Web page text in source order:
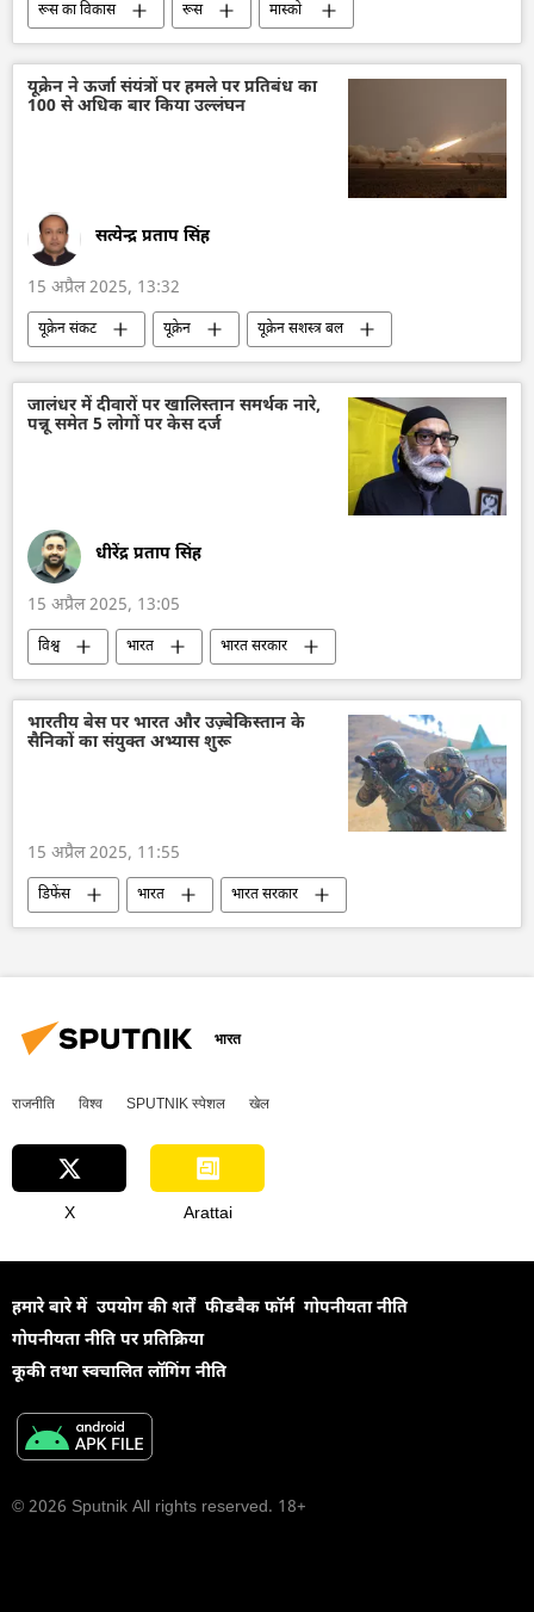
रूस का विकास रूस
मास्को
भारत-रूस संबंध
AK-47
AK-203
Make in India
आत्मनिर्भर भारत
भारत
रूसी सेना
यूक्रेन ने ऊर्जा संयंत्रों पर हमले पर प्रतिबंध का
100 से अधिक बार किया उल्लंघन
सत्येन्द्र प्रताप सिंह
15 अप्रैल 2025, 13:32
यूक्रेन संकट यूक्रेन
यूक्रेन सशस्त्र बल
यूक्रेन का जवाबी हमला
ऊर्जा क्षेत्र
परमाणु ऊर्जा
ड्रोन
ड्रोन हमला
अपराध
अपराध मालिक
डॉनल्ड ट्रम्प
जालंधर में दीवारों पर खालिस्तान समर्थक नारे,
पन्नू समेत 5 लोगों पर केस दर्ज
धीरेंद्र प्रताप सिंह
15 अप्रैल 2025, 13:05
विश्व भारत
भारत सरकार
भारत का विकास
दिल्ली
कनाडा
भारत-कनाडा विवाद
अमेरिका
खालिस्तान
भारतीय बेस पर भारत और उज़्बेकिस्तान के
सैनिकों का संयुक्त अभ्यास शुरू
15 अप्रैल 2025, 11:55
डिफेंस भारत
भारत सरकार
सैन्य तकनीकी सहयोग
सैन्य तकनीक
भारत
राजनीति विश्व SPUTNIK स्पेशल खेल
X Arattai
हमारे बारे में उपयोग की शर्तें फीडबैक फॉर्म गोपनीयता नीति
गोपनीयता नीति पर प्रतिक्रिया
कूकी तथा स्वचालित लॉगिंग नीति
© 2026 Sputnik All rights reserved. 18+